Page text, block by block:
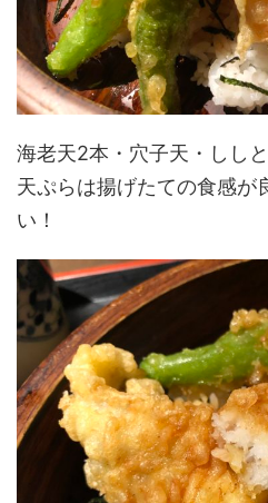
海老天2本・穴子天・しし
天ぷらは揚げたての食感が
い！